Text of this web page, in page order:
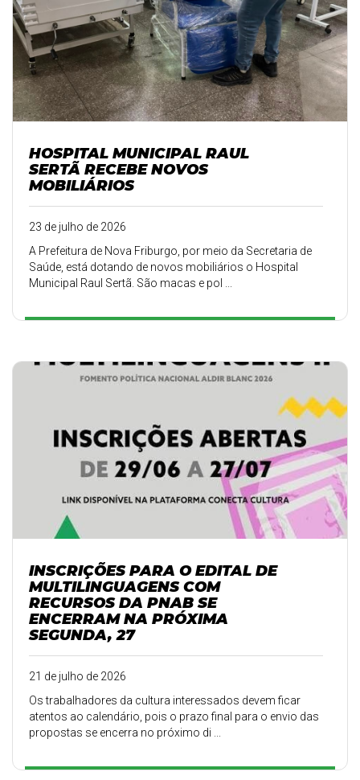
HOSPITAL MUNICIPAL RAUL
SERTÃ RECEBE NOVOS
MOBILIÁRIOS
23 de julho de 2026
A Prefeitura de Nova Friburgo, por meio da Secretaria de
Saúde, está dotando de novos mobiliários o Hospital
Municipal Raul Sertã. São macas e pol ...
INSCRIÇÕES PARA O EDITAL DE
MULTILINGUAGENS COM
RECURSOS DA PNAB SE
ENCERRAM NA PRÓXIMA
SEGUNDA, 27
21 de julho de 2026
Os trabalhadores da cultura interessados devem ficar
atentos ao calendário, pois o prazo final para o envio das
propostas se encerra no próximo di ...